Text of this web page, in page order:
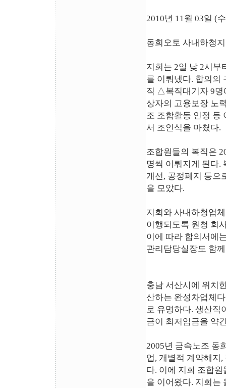
2010년 11월 03일 (
동희오토 사내하청
지회는 2일 낮 2시부
를 이뤄냈다. 합의의
직 △복직대기자 9명
상자의 고용보장 노
조 조합활동 인정 등
서 조인식을 마쳤다.
조합원들의 복직은
명씩 이뤄지게 된다.
개선, 공정폐지 등으
을 모았다.
지회와 사내하청업
이행되도록 원청 회
이에 따라 합의서에
관리담당실장도 함
충남 서산시에 위치
산하는 완성차업체
로 유명하다. 생산직
금이 최저임금을 약
2005년 금속노조 동
업, 개별적 계약해지
다. 이에 지회 조합
을 이어왔다. 지회는